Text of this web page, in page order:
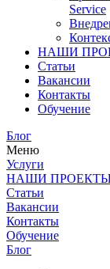
Service
НАШИ
Статьи
Вакансии
Контакты
Обучение
Блог
Меню
Услуги
НАШИ
Статьи
Вакансии
Контакты
Обучение
Блог